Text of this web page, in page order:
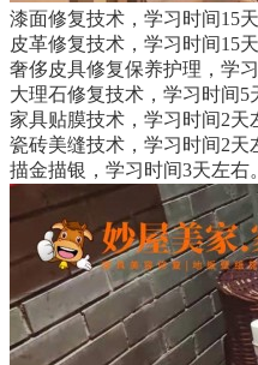
漆面修复技术，学习时间15天
皮革修复技术，学习时间15天
奢侈皮具修复保养护理，学
大理石修复技术，学习时间5
家具贴膜技术，学习时间2天
瓷砖美缝技术，学习时间2天
描金描银，学习时间3天左右。